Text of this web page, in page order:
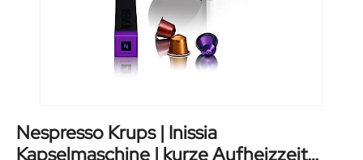
Nespresso Krups | Inissia
Kapselmaschine | kurze Aufheizzeit